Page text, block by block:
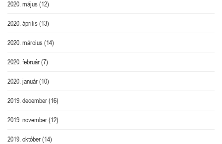
2020. május(12)
2020. április(13)
2020. március(14)
2020. február(7)
2020. január(10)
2019. december(16)
2019. november(12)
2019. október(14)